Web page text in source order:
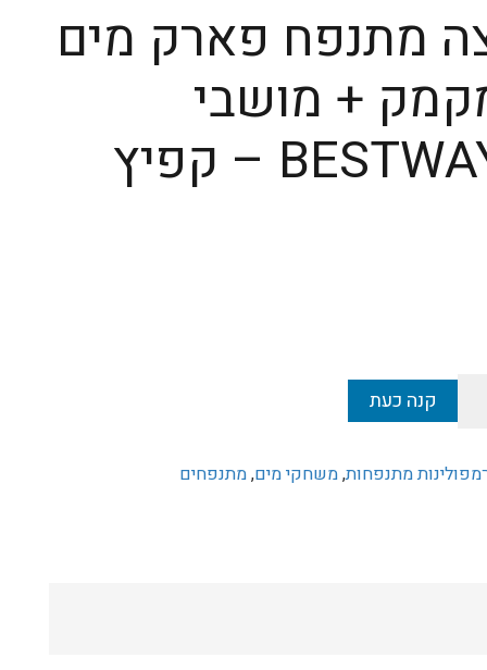
מתנפח פארק מים
+ מושבי
קפיצה – BESTWAY – קפיץ
₪1,299.
קנה כעת
מתנפחות,משחקי מים,מתנפחים